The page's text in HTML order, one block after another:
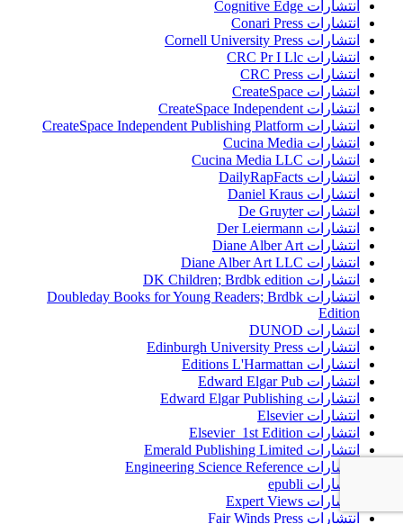
انتشارات Cognitive Edge
انتشارات Conari Press
انتشارات Cornell University Press
انتشارات CRC Pr I Llc
انتشارات CRC Press
انتشارات CreateSpace
انتشارات CreateSpace Independent
انتشارات CreateSpace Independent Publishing Platform
انتشارات Cucina Media
انتشارات Cucina Media LLC
انتشارات DailyRapFacts
انتشارات Daniel Kraus
انتشارات De Gruyter
انتشارات Der Leiermann
انتشارات Diane Alber Art
انتشارات Diane Alber Art LLC
انتشارات DK Children; Brdbk edition
انتشارات Doubleday Books for Young Readers; Brdbk
Edition
انتشارات DUNOD
انتشارات Edinburgh University Press
انتشارات Editions L'Harmattan
انتشارات Edward Elgar Pub
انتشارات Edward Elgar Publishing
انتشارات Elsevier
انتشارات Elsevier 1st Edition
انتشارات Emerald Publishing Limited
انتشارات Engineering Science Reference
انتشارات epubli
انتشارات Expert Views
انتشارات Fair Winds Press